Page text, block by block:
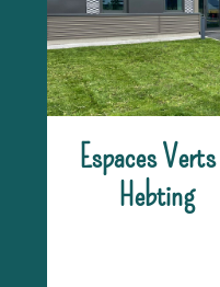
Espaces
Hebting